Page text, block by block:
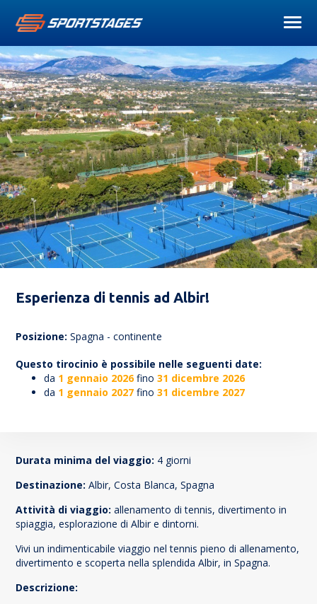
Esperienza di tennis ad Albir!
Posizione: Spagna - continente
Questo tirocinio è possibile nelle seguenti date:
da 1 gennaio 2026fino31 dicembre 2026
da 1 gennaio 2027fino31 dicembre 2027
Durata minima del viaggio: 4 giorni
Destinazione: Albir, Costa Blanca, Spagna
Attività di viaggio: allenamento di tennis, divertimento in
spiaggia, esplorazione di Albir e dintorni.
Vivi un indimenticabile viaggio nel tennis pieno di allenamento,
divertimento e scoperta nella splendida Albir, in Spagna.
Descrizione: